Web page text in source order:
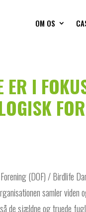
OM OS
ER I
(DOF) / Birdlife
samler
de sjældne og truede